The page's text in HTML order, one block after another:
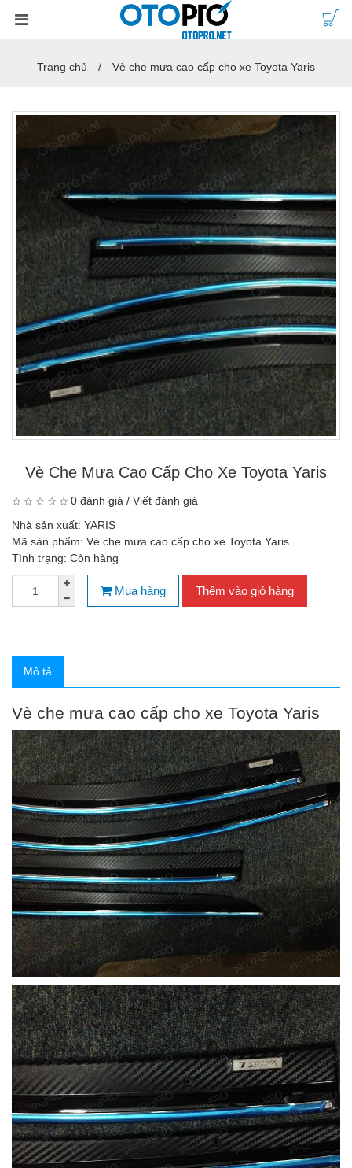
Trang chủ Vè che mưa cao cấp cho xe Toyota Yaris
Vè Che Mưa Cao Cấp Cho Xe Toyota Yaris
0 đánh giá / Viết đánh giá
Nhà sản xuất: YARIS
Mã sản phẩm: Vè che mưa cao cấp cho xe Toyota Yaris
Tình trạng: Còn hàng
Mua hàng Thêm vào giỏ hàng
Mô tả
Vè che mưa cao cấp cho xe Toyota Yaris